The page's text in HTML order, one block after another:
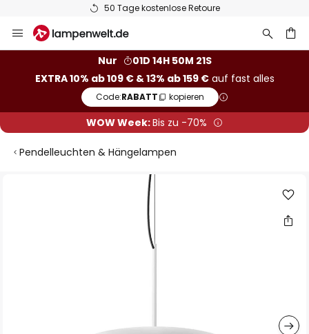
50 Tage kostenlose Retoure
Inhalt
Nur
01D 14H 50M 20S
EXTRA 10% ab 109 € & 13% ab 159 €auf fast alles
Code:RABATT kopieren
WOW Week:Bis zu -70%
Pendelleuchten & Hängelampen